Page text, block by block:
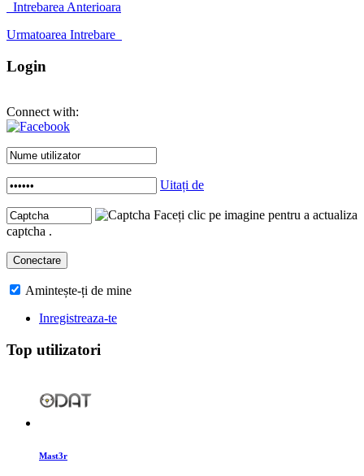
Intrebarea Anterioara
Urmatoarea Intrebare
Login
Connect with:
Uitați de
Faceți clic pe imagine pentru a actualiza
captcha .
Amintește-ți de mine
Inregistreaza-te
Top utilizatori
Mast3r